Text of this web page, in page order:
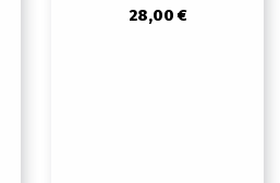
28,00 €